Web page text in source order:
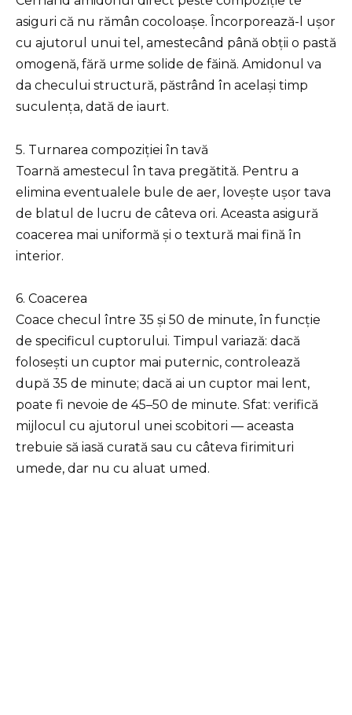
asiguri că nu rămân cocoloașe. Încorporează-l ușor
cu ajutorul unui tel, amestecând până obții o pastă
omogenă, fără urme solide de făină. Amidonul va
da checului structură, păstrând în același timp
suculența, dată de iaurt.
5. Turnarea compoziției în tavă
Toarnă amestecul în tava pregătită. Pentru a
elimina eventualele bule de aer, lovește ușor tava
de blatul de lucru de câteva ori. Aceasta asigură
coacerea mai uniformă și o textură mai fină în
interior.
6. Coacerea
Coace checul între 35 și 50 de minute, în funcție
de specificul cuptorului. Timpul variază: dacă
folosești un cuptor mai puternic, controlează
după 35 de minute; dacă ai un cuptor mai lent,
poate fi nevoie de 45–50 de minute. Sfat: verifică
mijlocul cu ajutorul unei scobitori — aceasta
trebuie să iasă curată sau cu câteva firimituri
umede, dar nu cu aluat umed.